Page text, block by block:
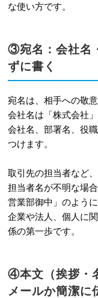
6 まとめ
な使い方です。
③宛名：会社名
ずに書く
宛名は、相手への敬
会社名は「株式会社
会社名、部署名、役
つけます。
取引先の担当者など
担当者名が不明な場
営業部御中」のように
企業や法人、個人に
係の第一歩です。
④本文（挨拶・
メールか簡潔に